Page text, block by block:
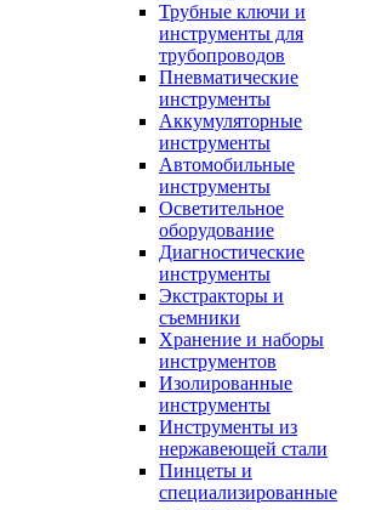
Трубные ключи и
инструменты для
трубопроводов
Пневматические
инструменты
Аккумуляторные
инструменты
Автомобильные
инструменты
Осветительное
оборудование
Диагностические
инструменты
Экстракторы и
съемники
Хранение и наборы
инструментов
Изолированные
инструменты
Инструменты из
нержавеющей стали
Пинцеты и
специализированные